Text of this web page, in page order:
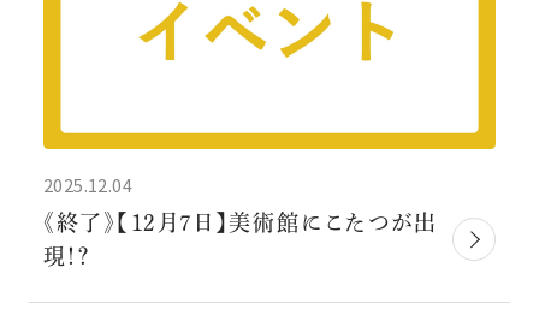
2025.12.04
《終了》【12月7日】美術館にこたつが出
現！？